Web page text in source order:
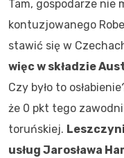
Tam, gospodarze nie
kontuzjowanego
stawić się w
więc w składzie
Czy było to
że 0 pkt tego
toruńskiej.
usług Jarosława